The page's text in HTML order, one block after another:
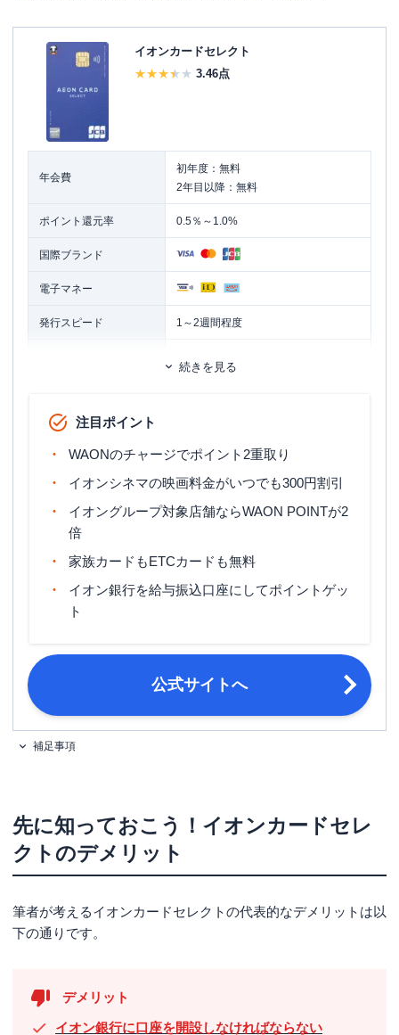
イオンカードセレクト
3.46点
年会費
初年度：無料
2年目以降：無料
ポイント還元率 0.5％～1.0%
国際ブランド
電子マネー
発行スピード 1～2週間程度
家族カード
ETCカード発行期間
お申込と同時にETCカードを申込の場
合は、2～3週間程度
ポイント名
18歳以上で電話連絡可能な方。※高校
生の方は、卒業年度の1月1日以降であ
ればお申込みいただけます。
続きを見る
注目ポイント
WAONのチャージでポイント2重取り
イオンシネマの映画料金がいつでも300円割引
イオングループ対象店舗ならWAON POINTが2
倍
家族カードもETCカードも無料
イオン銀行を給与振込口座にしてポイントゲッ
ト
公式サイトへ
補足事項
先に知っておこう！イオンカードセレ
クトのデメリット
筆者が考えるイオンカードセレクトの代表的なデメリットは以
下の通りです。
デメリット
イオン銀行に口座を開設しなければならない